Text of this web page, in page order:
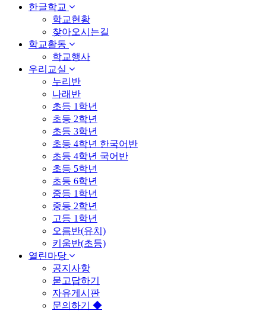
한글학교
학교현황
찾아오시는길
학교활동
학교행사
우리교실
누리반
나래반
초등 1학년
초등 2학년
초등 3학년
초등 4학년 한국어반
초등 4학년 국어반
초등 5학년
초등 6학년
중등 1학년
중등 2학년
고등 1학년
오름반(유치)
키움반(초등)
열린마당
공지사항
묻고답하기
자유게시판
문의하기 ◆